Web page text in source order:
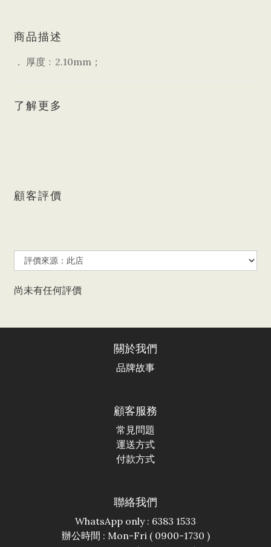
商品描述
． 厚度﹕2.10mm；
了解更多
顧客評價
尚未有任何評價
關於我們
品牌故事
顧客服務
常見問題
運送方式
付款方式
聯絡我們
WhatsApp only : 6383 1533
辦公時間 : Mon-Fri ( 0900-1730 )